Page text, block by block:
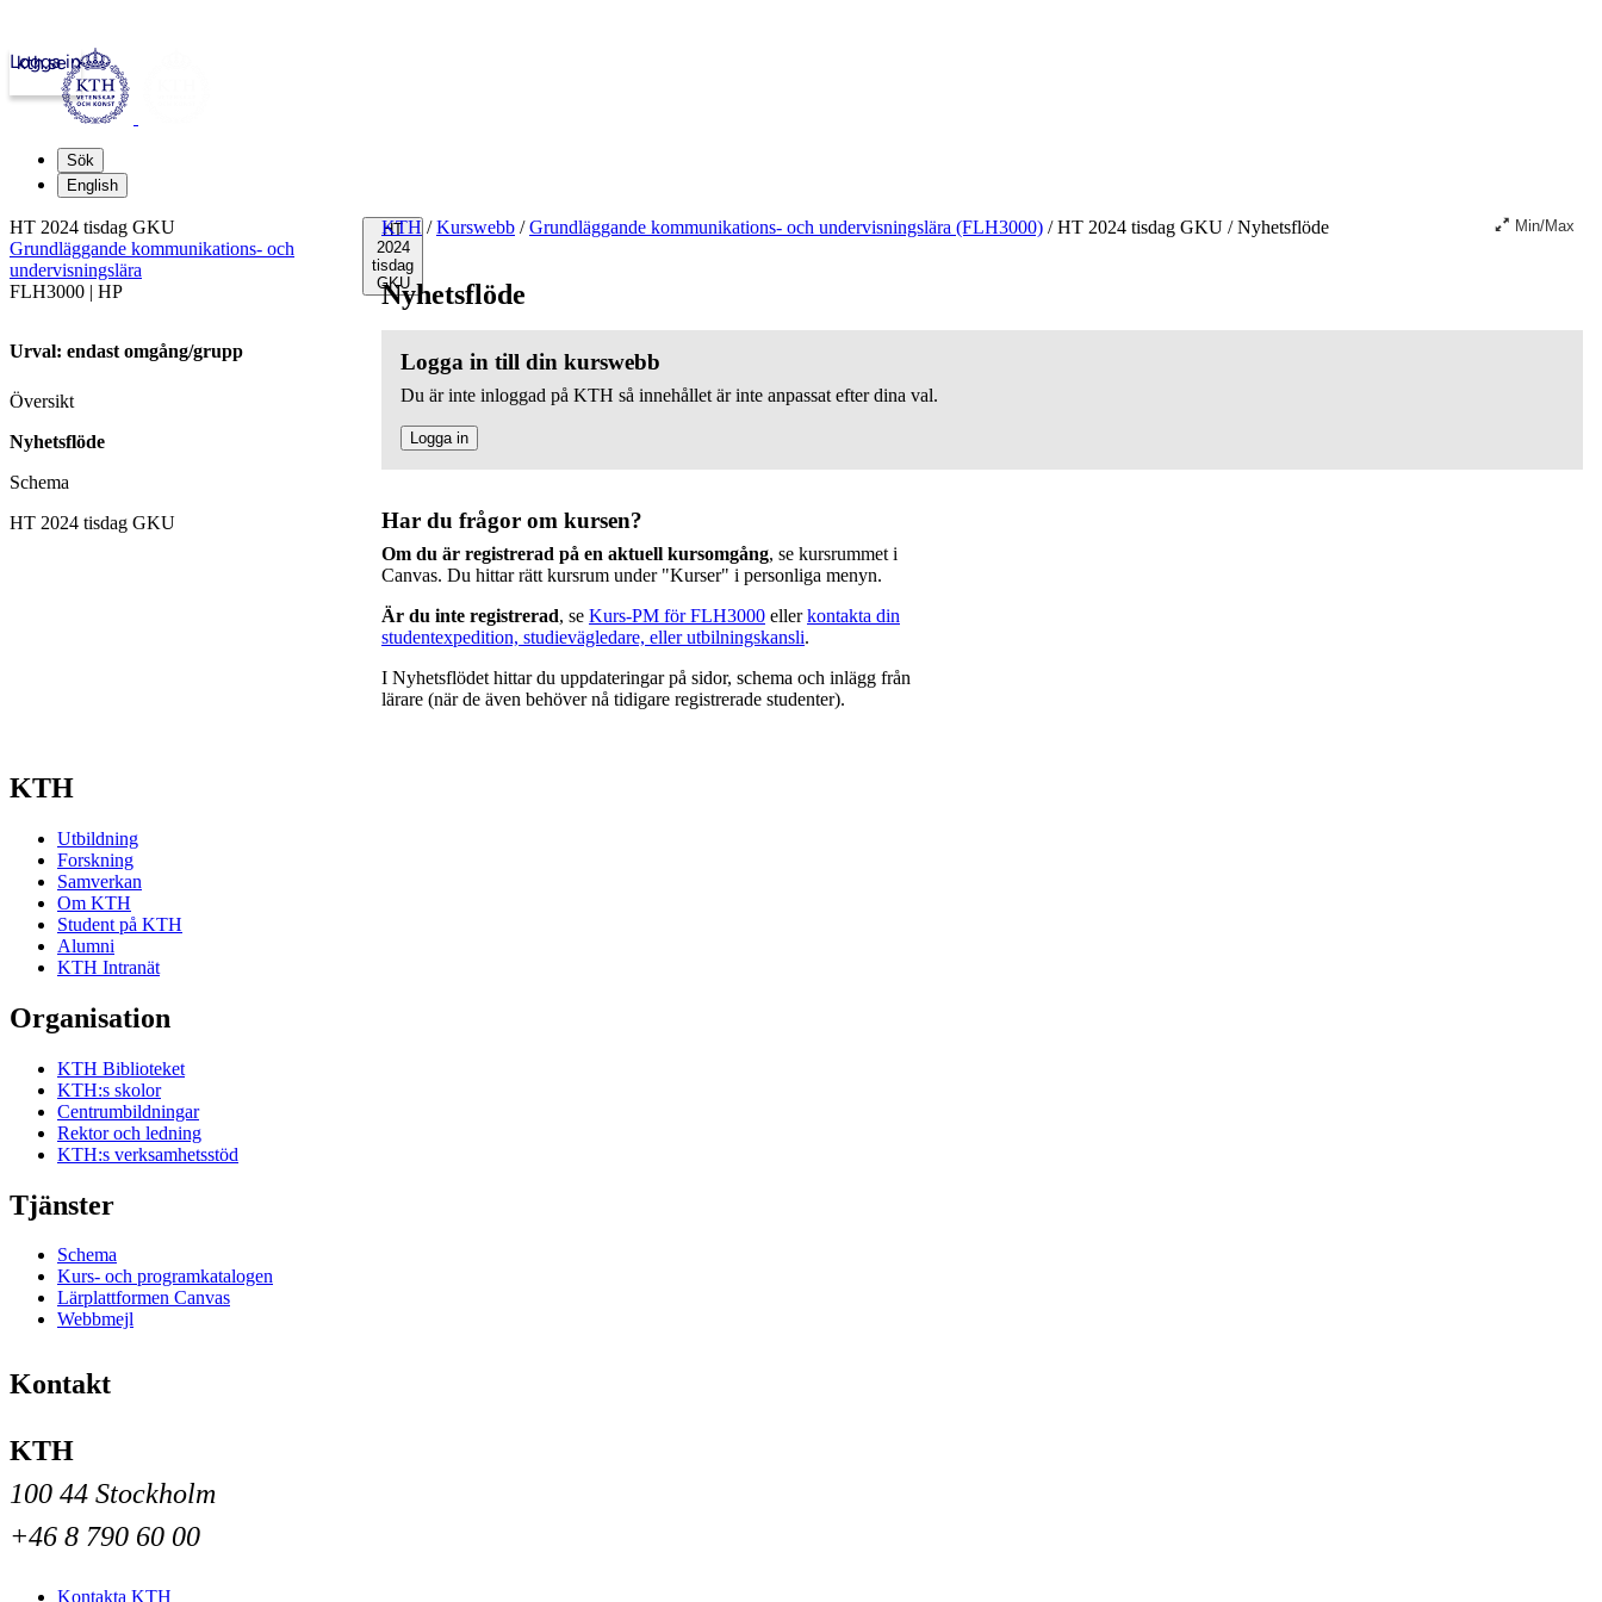
kth.se
Logga in
Sök
English
HT
2024
tisdag
GKU
KTH / Kurswebb / Grundläggande kommunikations- och undervisningslära (FLH3000) /HT 2024 tisdag GKU /Nyhetsflöde Min/Max
Nyhetsflöde
Logga in till din kurswebb
Du är inte inloggad på KTH så innehållet är inte anpassat efter dina val.
Logga in
Har du frågor om kursen?
Om du är registrerad på en aktuell kursomgång, se kursrummet i
Canvas. Du hittar rätt kursrum under "Kurser" i personliga menyn.
Är du inte registrerad, se Kurs-PM för FLH3000 ellerkontakta din
studentexpedition, studievägledare, eller utbilningskansli.
I Nyhetsflödet hittar du uppdateringar på sidor, schema och inlägg från
lärare (när de även behöver nå tidigare registrerade studenter).
HT 2024 tisdag GKU
Grundläggande kommunikations- och
undervisningslära
FLH3000 | HP
Urval: endast omgång/grupp
Översikt
Nyhetsflöde
Schema
HT 2024 tisdag GKU
KTH
Utbildning
Forskning
Samverkan
Om KTH
Student på KTH
Alumni
KTH Intranät
Organisation
KTH Biblioteket
KTH:s skolor
Centrumbildningar
Rektor och ledning
KTH:s verksamhetsstöd
Tjänster
Schema
Kurs- och programkatalogen
Lärplattformen Canvas
Webbmejl
Kontakt
KTH
100 44 Stockholm
+46 8 790 60 00
Kontakta KTH